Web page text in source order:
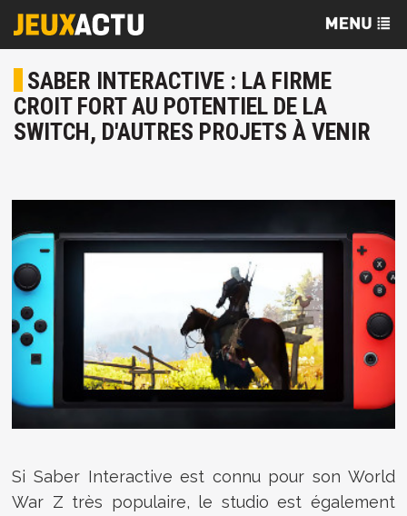
SABER INTERACTIVE : LA FIRME
CROIT FORT AU POTENTIEL DE LA
SWITCH, D'AUTRES PROJETS À VENIR
Si Saber Interactive est connu pour son World
War Z très populaire, le studio est également